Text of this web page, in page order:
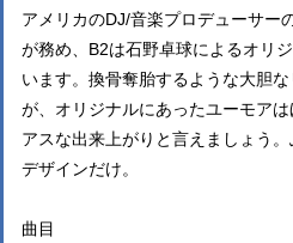
アメリカのDJ/音楽プロデューサー
が務め、B2は石野卓球によるオリ
います。換骨奪胎するような大胆
が、オリジナルにあったユーモア
アスな出来上がりと言えましょう
デザインだけ。
曲目